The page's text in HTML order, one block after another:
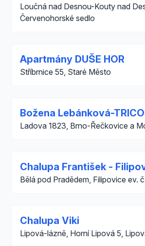
Loučná nad Desnou-Kouty nad
Červenohorské sedlo
Apartmány DUŠE HOR
Stříbrnice 55, Staré Město
Božena Lebánková-
Ladova 1823, Brno-Řečkovice a
Chalupa František -
Bělá pod Pradědem, Filipovice ev.
Chalupa Viki
Lipová-lázně, Horní Lipová 5,